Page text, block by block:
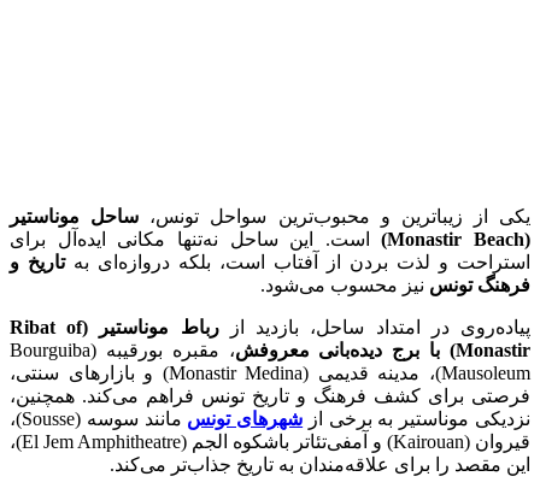
یکی از زیباترین و محبوب‌ترین سواحل تونس، ساحل موناستیر
(Monastir Beach)
است. این ساحل نه‌تنها مکانی ایده‌آل برای
استراحت و لذت بردن از آفتاب است، بلکه دروازه‌ای بهتاریخ و
فرهنگ تونس نیز محسوب می‌شود.
پیاده‌روی در امتداد ساحل، بازدید از
رباط موناستیر (Ribat of
Monastir) با برج دیده‌بانی معروفش
، مقبره بورقیبه (Bourguiba
Mausoleum)، مدینه قدیمی (Monastir Medina) و بازارهای سنتی،
فرصتی برای کشف فرهنگ و تاریخ تونس فراهم می‌کند. همچنین،
نزدیکی موناستیر به برخی از شهرهای تونس
مانند سوسه (Sousse)،
قیروان (Kairouan) و آمفی‌تئاتر باشکوه الجم (El Jem Amphitheatre)،
این مقصد را برای علاقه‌مندان به تاریخ جذاب‌تر می‌کند.